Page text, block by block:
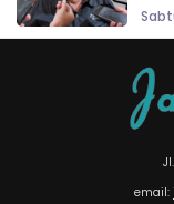
email: